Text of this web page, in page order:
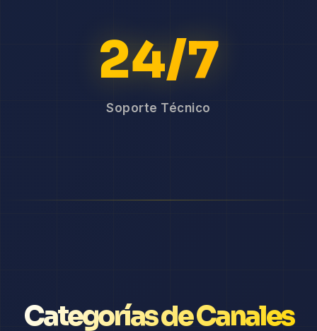
24/7
Soporte Técnico
Categorías de Canales